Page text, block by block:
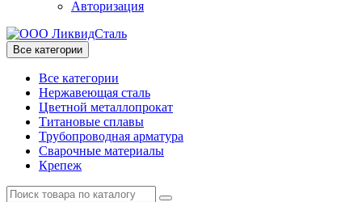
Авторизация
Все категории
Все категории
Нержавеющая сталь
Цветной металлопрокат
Титановые сплавы
Трубопроводная арматура
Сварочные материалы
Крепеж